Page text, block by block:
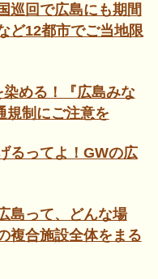
巡回で広島にも期間
ど12都市でご当地限
める！『広島みな
規制にご注意を
るってよ！GWの広
島って、どんな場
複合施設全体をまる